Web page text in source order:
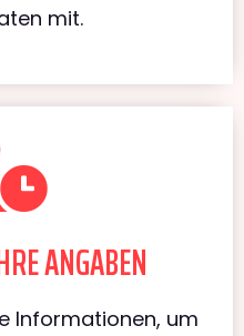
mit.
ANGABEN
Informationen, um